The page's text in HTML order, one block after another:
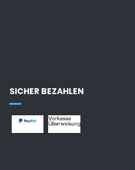
SICHER BEZAHLEN